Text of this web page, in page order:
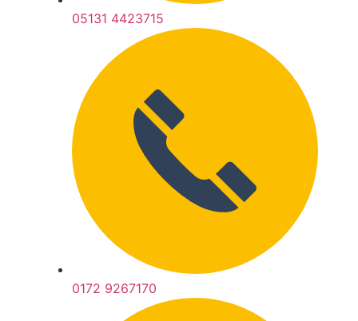
05131 4423715
0172 9267170